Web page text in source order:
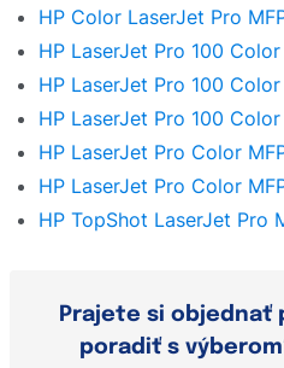
HP Color LaserJet Pro
HP LaserJet Pro 100 Color
HP LaserJet Pro 100
HP LaserJet Pro 100
HP LaserJet Pro Color
HP LaserJet Pro Color
HP TopShot LaserJet Pro
Prajete si objednať
poradiť s